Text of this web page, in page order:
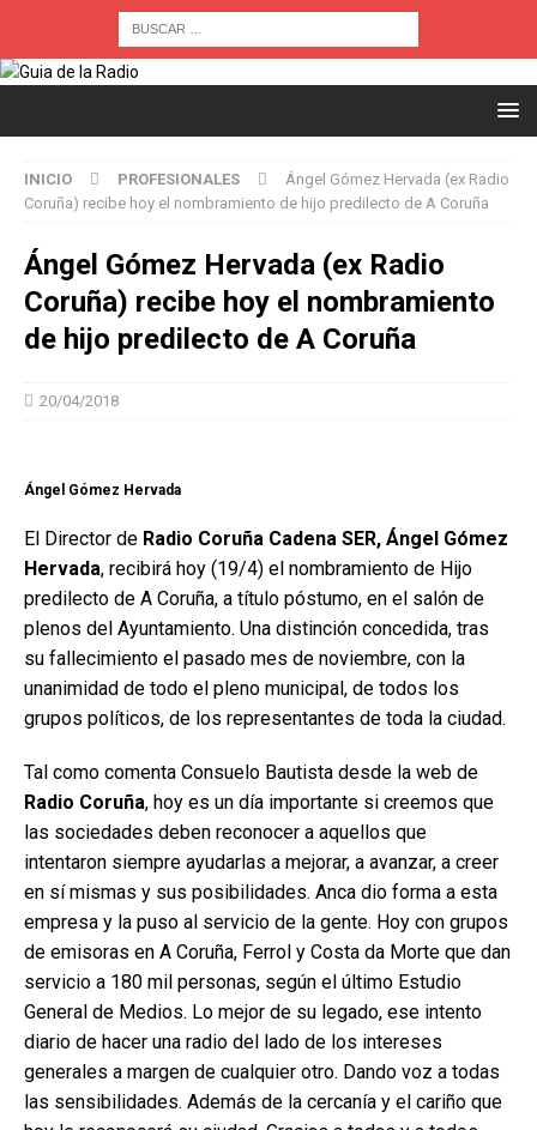
INICIO PROFESIONALES
Ángel Gómez Hervada (ex Radio
Coruña) recibe hoy el nombramiento de hijo predilecto de A Coruña
Ángel Gómez Hervada (ex Radio
Coruña) recibe hoy el nombramiento
de hijo predilecto de A Coruña
20/04/2018
Ángel Gómez Hervada
El Director de Radio Coruña Cadena SER, Ángel Gómez
Hervada, recibirá hoy (19/4) el nombramiento de Hijo
predilecto de A Coruña, a título póstumo, en el salón de
plenos del Ayuntamiento. Una distinción concedida, tras
su fallecimiento el pasado mes de noviembre, con la
unanimidad de todo el pleno municipal, de todos los
grupos políticos, de los representantes de toda la ciudad.
Tal como comenta Consuelo Bautista desde la web de
Radio Coruña, hoy es un día importante si creemos que
las sociedades deben reconocer a aquellos que
intentaron siempre ayudarlas a mejorar, a avanzar, a creer
en sí mismas y sus posibilidades. Anca dio forma a esta
empresa y la puso al servicio de la gente. Hoy con grupos
de emisoras en A Coruña, Ferrol y Costa da Morte que dan
servicio a 180 mil personas, según el último Estudio
General de Medios. Lo mejor de su legado, ese intento
diario de hacer una radio del lado de los intereses
generales a margen de cualquier otro. Dando voz a todas
las sensibilidades. Además de la cercanía y el cariño que